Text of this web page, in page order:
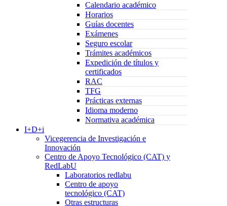
Calendario académico
Horarios
Guías docentes
Exámenes
Seguro escolar
Trámites académicos
Expedición de títulos y
certificados
RAC
TFG
Prácticas externas
Idioma moderno
Normativa académica
I+D+i
Vicegerencia de Investigación e
Innovación
Centro de Apoyo Tecnológico (CAT) y
RedLabU
Laboratorios redlabu
Centro de apoyo
tecnológico (CAT)
Otras estructuras